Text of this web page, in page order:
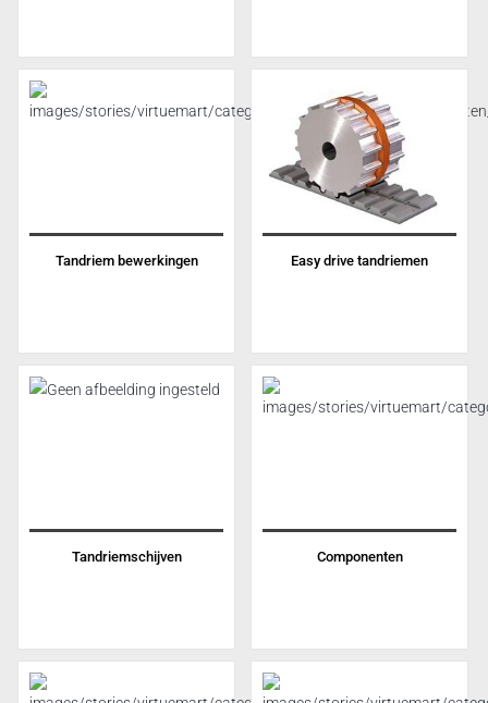
Tandriem bewerkingen Easy drive tandriemen
Tandriemschijven Componenten